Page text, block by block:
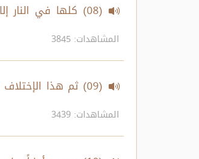
(08) كلها في
واختلفوا كما تفرق
المشاهدات: 3845
(09) ثم هذا
والدنيا، ثم قد يؤول
المشاهدات: 3439